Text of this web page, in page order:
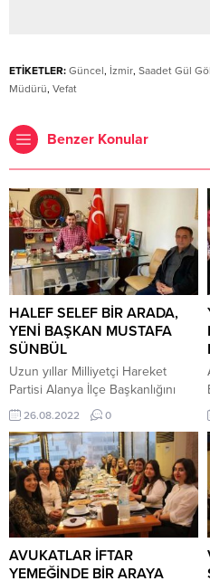
ETİKETLER: Güncel, İzmir, Saadet Gül
Müdürü, Vefat
Benzer Konular
HALEF SELEF BİR ARADA,
YENİ BAŞKAN MUSTAFA
SÜNBÜL
Uzun yıllar Milliyetçi Hareket
Partisi Alanya İlçe Başkanlığını
başarıyla yürüttükten sonra
geçtiğimiz günlerde aldığı bir
kararla istifa eden Mustafa
Türkdoğan’ın yerine geçecek isim
belli oldu. Uzun süre devam eden
başkanlığı süresince Türkdoğan
başkanın yanından hiç ayrılmayan,
onun başarılı çalışmalarına destek
olan Alanya Belediyesi meclis
üyesi Mustafa Sünbül yeni
26.08.2022 0
AVUKATLAR İFTAR
YEMEĞİNDE BİR ARAYA